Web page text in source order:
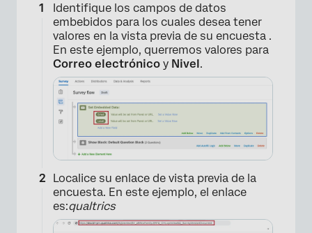
Identifique los campos de datos
embebidos para los cuales desea tener
valores en la vista previa de su encuesta .
En este ejemplo, querremos valores para
Correo electrónico y Nivel.
Localice su enlace de vista previa de la
encuesta. En este ejemplo, el enlace
es:qualtrics